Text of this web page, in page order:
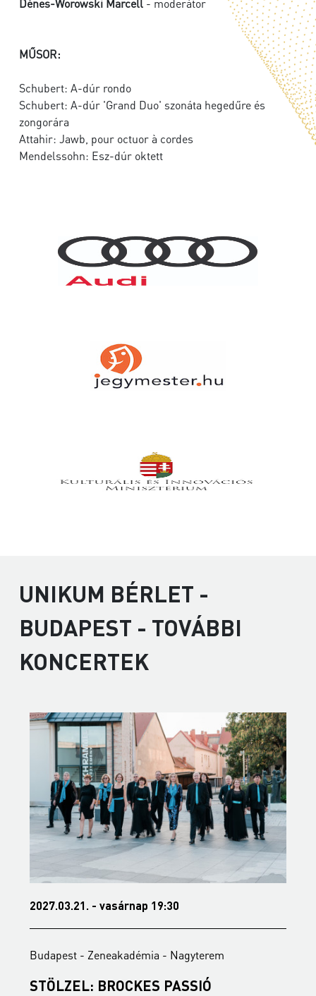
Dénes-Worowski Marcell - moderátor
MŰSOR:
Schubert: A-dúr rondo
Schubert: A-dúr 'Grand Duo' szonáta hegedűre és
zongorára
Attahir: Jawb, pour octuor à cordes
Mendelssohn: Esz-dúr oktett
UNIKUM BÉRLET -
BUDAPEST - TOVÁBBI
KONCERTEK
2027.03.21. - vasárnap 19:30
Budapest - Zeneakadémia - Nagyterem
STÖLZEL: BROCKES PASSIÓ